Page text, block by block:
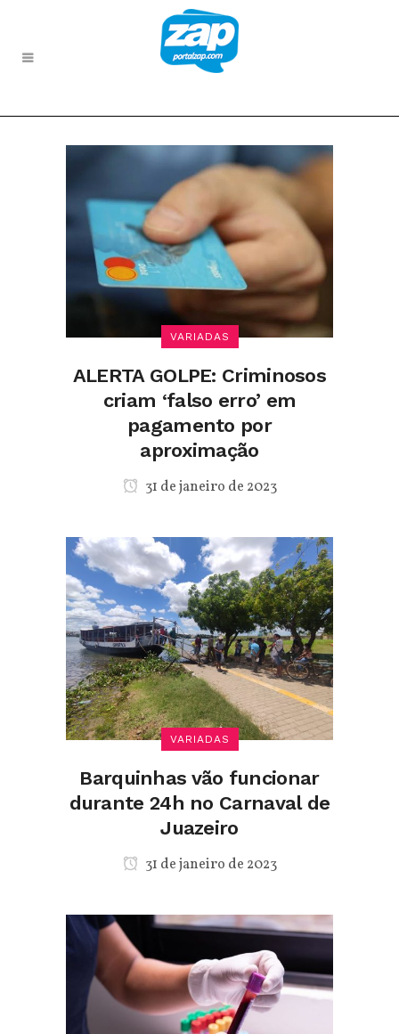
VARIADAS
ALERTA GOLPE: Criminosos
criam ‘falso erro’ em
pagamento por
aproximação
31 de janeiro de 2023
VARIADAS
Barquinhas vão funcionar
durante 24h no Carnaval de
Juazeiro
31 de janeiro de 2023